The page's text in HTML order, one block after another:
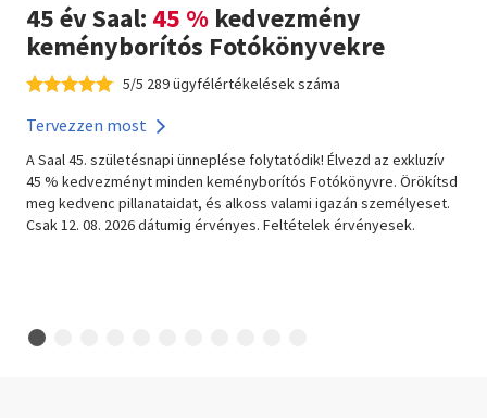
45 év Saal: 45 % kedvezmény
keményborítós Fotókönyvekre
Tervezzen most
A Saal 45. születésnapi ünneplése folytatódik! Élvezd az exkluzív
45 % kedvezményt minden keményborítós Fotókönyvre. Örökítsd
meg kedvenc pillanataidat, és alkoss valami igazán személyeset.
Csak 12. 08. 2026 dátumig érvényes. Feltételek érvényesek.
5/5 289 ügyfélértékelések száma